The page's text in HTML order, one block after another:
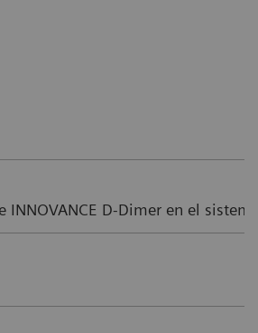
D-Dimer en el sistema